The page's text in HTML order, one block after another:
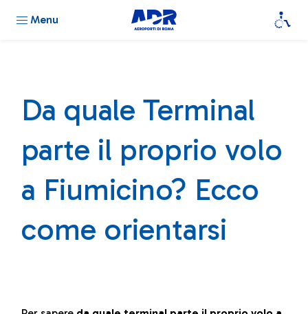
Menu
Da quale Terminal
parte il proprio volo
a Fiumicino? Ecco
come orientarsi